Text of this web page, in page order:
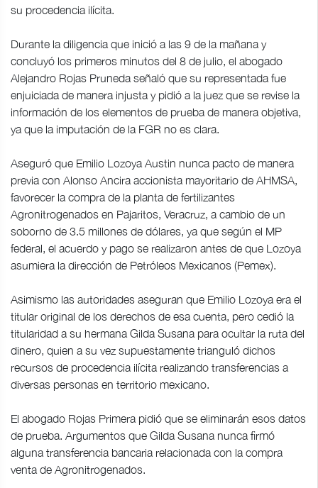
su procedencia ilícita.
Durante la diligencia que inició a las 9 de la mañana y
concluyó los primeros minutos del 8 de julio, el abogado
Alejandro Rojas Pruneda señaló que su representada fue
enjuiciada de manera injusta y pidió a la juez que se revise la
información de los elementos de prueba de manera objetiva,
ya que la imputación de la FGR no es clara.
Aseguró que Emilio Lozoya Austin nunca pacto de manera
previa con Alonso Ancira accionista mayoritario de AHMSA,
favorecer la compra de la planta de fertilizantes
Agronitrogenados en Pajaritos, Veracruz, a cambio de un
soborno de 3.5 millones de dólares, ya que según el MP
federal, el acuerdo y pago se realizaron antes de que Lozoya
asumiera la dirección de Petróleos Mexicanos (Pemex).
Asimismo las autoridades aseguran que Emilio Lozoya era el
titular original de los derechos de esa cuenta, pero cedió la
titularidad a su hermana Gilda Susana para ocultar la ruta del
dinero, quien a su vez supuestamente trianguló dichos
recursos de procedencia ilícita realizando transferencias a
diversas personas en territorio mexicano.
El abogado Rojas Primera pidió que se eliminarán esos datos
de prueba. Argumentos que Gilda Susana nunca firmó
alguna transferencia bancaria relacionada con la compra
venta de Agronitrogenados.